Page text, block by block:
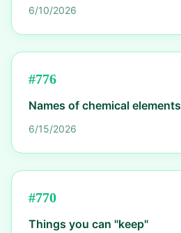
6/10/2026
#776
Names of chemical elements
6/15/2026
#770
Things you can "keep"